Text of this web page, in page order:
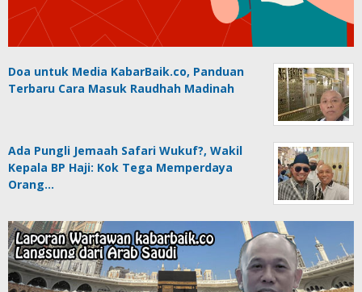
Doa untuk Media KabarBaik.co, Panduan
Terbaru Cara Masuk Raudhah Madinah
Ada Pungli Jemaah Safari Wukuf?, Wakil
Kepala BP Haji: Kok Tega Memperdaya
Orang…